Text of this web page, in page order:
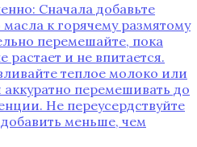
Сначала добавьте
к горячему размятому
перемешайте‚ пока
растает и не впитается.
теплое молоко или
перемешивать до
Не переусердствуйте
меньше‚ чем